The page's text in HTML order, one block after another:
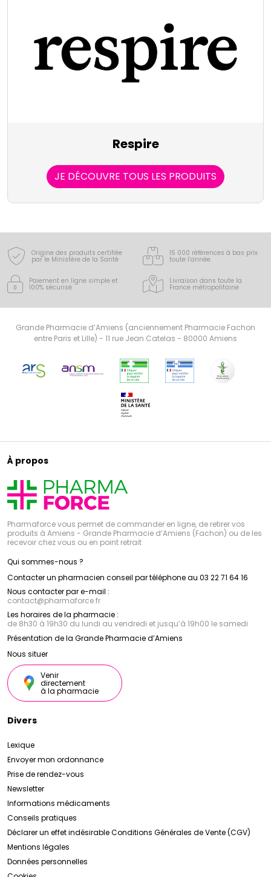
Respire
JE DÉCOUVRE TOUS LES PRODUITS
Origine des produits certifiée
par le Ministère de la Santé
15 000 références à bas prix
toute l’année
Paiement en ligne simple et
100% sécurisé
Livraison dans toute la
France métropolitaine
Grande Pharmacie d’Amiens (anciennement Pharmacie Fachon
entre Paris et Lille) - 11 rue Jean Catelas - 80000 Amiens
À propos
Pharmaforce vous permet de commander en ligne, de retirer vos
produits à Amiens - Grande Pharmacie d’Amiens (Fachon) ou de les
recevoir chez vous ou en point retrait
Qui sommes-nous ?
Contacter un pharmacien conseil par téléphone au 03 22 71 64 16
Nous contacter par e-mail :
contact@pharmaforce.fr
Les horaires de la pharmacie :
de 8h30 à 19h30 du lundi au vendredi et jusqu’à 19h00 le samedi
Présentation de la Grande Pharmacie d’Amiens
Nous situer
Venir
directement
à la pharmacie
Divers
Lexique
Envoyer mon ordonnance
Prise de rendez-vous
Newsletter
Informations médicaments
Conseils pratiques
Déclarer un effet indésirableConditions Générales de Vente (CGV)
Mentions légales
Données personnelles